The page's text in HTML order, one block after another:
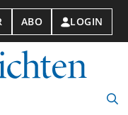
ABO LOGIN